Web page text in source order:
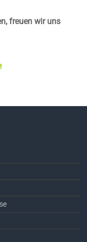
freuen wir uns